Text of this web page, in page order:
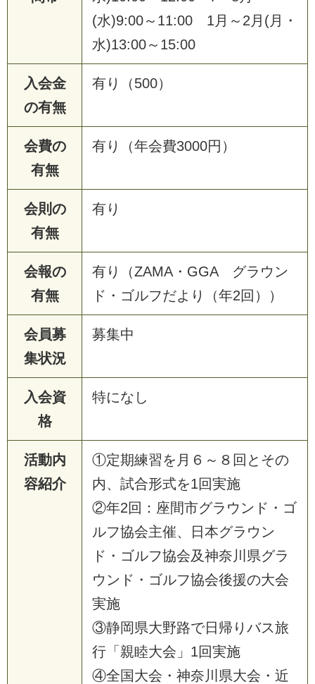
(水)9:00～11:00 1月～2月(月・
水)13:00～15:00
入会金
の有無
有り（500）
会費の
有無
有り（年会費3000円）
会則の
有無
有り
会報の
有無
有り（ZAMA・GGA グラウン
ド・ゴルフだより（年2回））
会員募
集状況
募集中
入会資
格
特になし
活動内
容紹介
①定期練習を月６～８回とその
内、試合形式を1回実施
②年2回：座間市グラウンド・ゴ
ルフ協会主催、日本グラウン
ド・ゴルフ協会及神奈川県グラ
ウンド・ゴルフ協会後援の大会
実施
③静岡県大野路で日帰りバス旅
行「親睦大会」1回実施
④全国大会・神奈川県大会・近